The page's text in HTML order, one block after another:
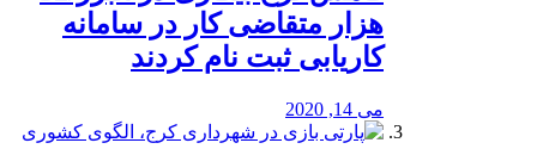
هزار متقاضی کار در سامانه
کاریابی ثبت نام کردند
می 14, 2020